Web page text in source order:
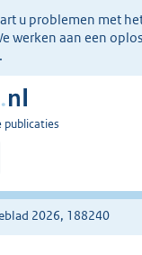
u problemen met
werken aan een
publicaties
2026, 188240